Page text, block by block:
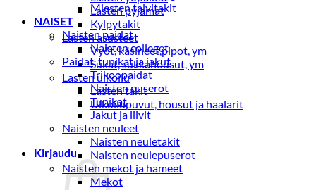
Lasten pyjamat
Kylpytakit
Lasten asusteet
Vyöt, käsineet,pipot, ym
Sukat, sukkahousut, ym
Lasten ulkoilu
Lasten takit
Ulkoilupuvut, housut ja haalarit
Kirjaudu
Miesten talvitakit
NAISET
Naisten paidat
Naisten colleget
Paidat, tunikat ja jakut
Trikoopaidat
Naisten puserot
Tunikat
Jakut ja liivit
Naisten neuleet
Naisten neuletakit
Naisten neulepuserot
Naisten mekot ja hameet
Mekot